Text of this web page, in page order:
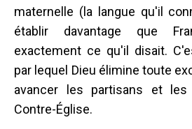
maternelle (la langue qu'il
établir davantage que
exactement ce qu'il disait.
par lequel Dieu élimine toute
avancer les partisans et
Contre-Église.